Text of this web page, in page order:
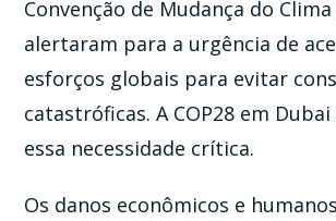
Convenção de Mudança do Clima
alertaram para a urgência de
esforços globais para evitar
catastróficas. A COP28 em
essa necessidade crítica.
Os danos econômicos e